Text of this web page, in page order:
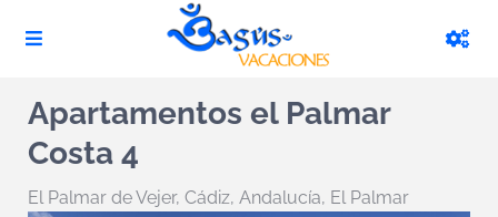
Apartamentos el Palmar
Costa 4
El Palmar de Vejer, Cádiz, Andalucía, El Palmar